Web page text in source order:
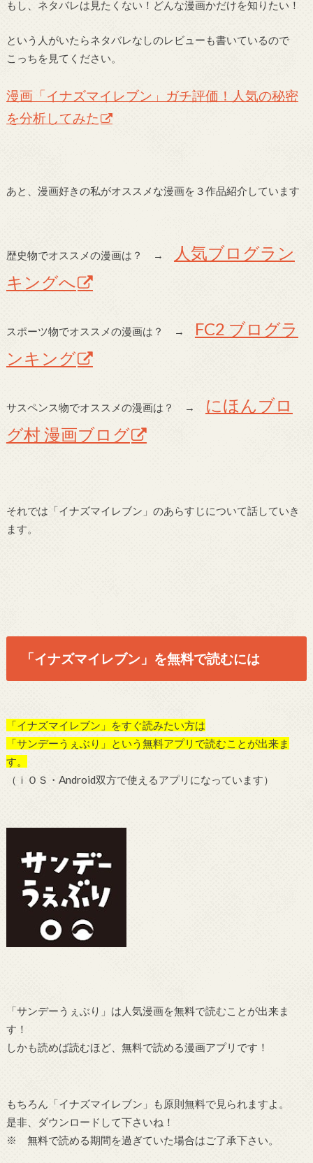
もし、ネタバレは見たくない！どんな漫画かだけを知りたい！
という人がいたらネタバレなしのレビューも書いているので
こっちを見てください。
漫画「イナズマイレブン」ガチ評価！人気の秘密
を分析してみた
あと、漫画好きの私がオススメな漫画を３作品紹介しています
歴史物でオススメの漫画は？ →
人気ブログラン
キングへ
スポーツ物でオススメの漫画は？ →
FC2 ブログラ
ンキング
サスペンス物でオススメの漫画は？ →
にほんブロ
グ村 漫画ブログ
それでは「イナズマイレブン」のあらすじについて話していき
ます。
「イナズマイレブン」を無料で読むには
「イナズマイレブン」をすぐ読みたい方は
「サンデーうぇぶり」という無料アプリで読むことが出来ま
す。
（ｉＯＳ・Android双方で使えるアプリになっています）
「サンデーうぇぶり」は人気漫画を無料で読むことが出来ま
す！
しかも読めば読むほど、無料で読める漫画アプリです！
もちろん「イナズマイレブン」も原則無料で見られますよ。
是非、ダウンロードして下さいね！
※ 無料で読める期間を過ぎていた場合はご了承下さい。